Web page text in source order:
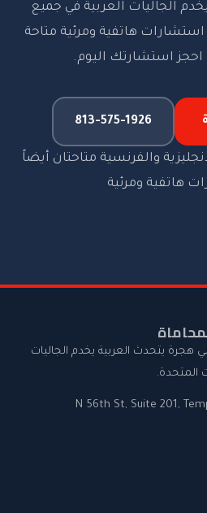
الجاليات العربية في جميع
استشارات هاتفية ومرئية متاحة
احجز استشارتك اليوم.
813-575-1926
والفرنسية متاحتان أيضاً
هاتفية ومرئية
يتحدث العربية يخدم الجاليات
المتحدة.